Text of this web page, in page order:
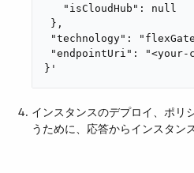
   "isCloudHub": null
},
"technology":
"endpointUri": "<your-
}'
インスタンスのデプロイ、ポリ
うために、応答からインスタン